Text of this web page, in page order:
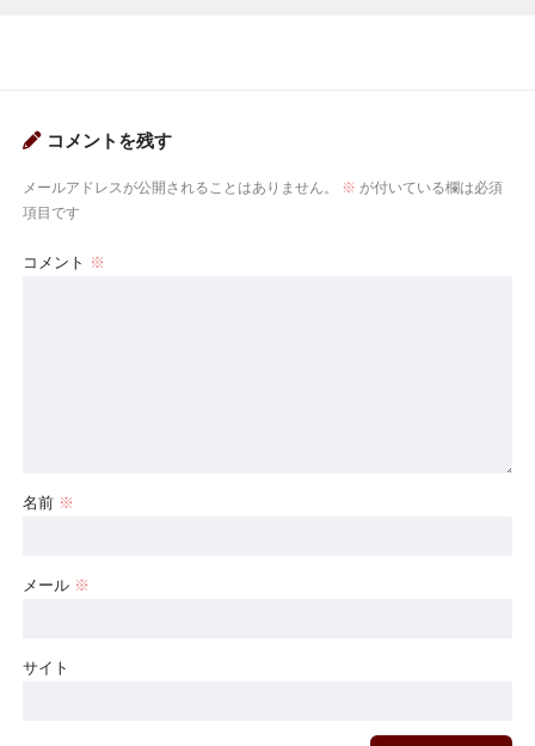
コメントを残す
メールアドレスが公開されることはありません。 ※ が付いている欄は必須
項目です
コメント ※
名前 ※
メール ※
サイト